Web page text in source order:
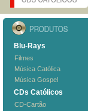
Blu-Rays
Filmes
Música Católica
Música Gospel
CDs Católicos
CD-Cartão